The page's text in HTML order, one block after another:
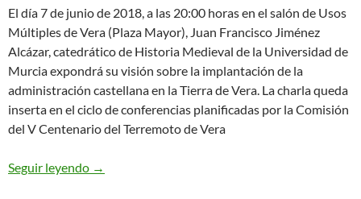
El día 7 de junio de 2018, a las 20:00 horas en el salón de Usos
Múltiples de Vera (Plaza Mayor), Juan Francisco Jiménez
Alcázar, catedrático de Historia Medieval de la Universidad de
Murcia expondrá su visión sobre la implantación de la
administración castellana en la Tierra de Vera. La charla queda
inserta en el ciclo de conferencias planificadas por la Comisión
del V Centenario del Terremoto de Vera
Seguir leyendo CASTILLA EN LA TIERRA DE VERA.
→